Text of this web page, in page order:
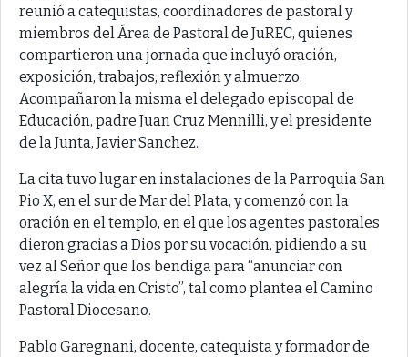
reunió a catequistas, coordinadores de pastoral y
miembros del Área de Pastoral de JuREC, quienes
compartieron una jornada que incluyó oración,
exposición, trabajos, reflexión y almuerzo.
Acompañaron la misma el delegado episcopal de
Educación, padre Juan Cruz Mennilli, y el presidente
de la Junta, Javier Sanchez.
La cita tuvo lugar en instalaciones de la Parroquia San
Pio X, en el sur de Mar del Plata, y comenzó con la
oración en el templo, en el que los agentes pastorales
dieron gracias a Dios por su vocación, pidiendo a su
vez al Señor que los bendiga para “anunciar con
alegría la vida en Cristo”, tal como plantea el Camino
Pastoral Diocesano.
Pablo Garegnani, docente, catequista y formador de